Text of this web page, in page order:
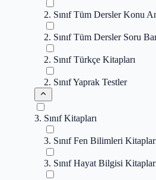
2. Sınıf Tüm Dersler Konu
2. Sınıf Tüm Dersler Soru
2. Sınıf Türkçe Kitapları
2. Sınıf Yaprak Testler
3. Sınıf Kitapları
3. Sınıf Fen Bilimleri
3. Sınıf Hayat Bilgisi